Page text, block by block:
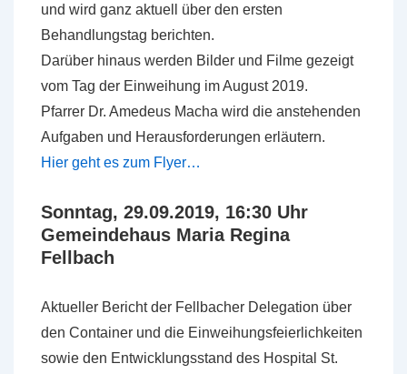
und wird ganz aktuell über den ersten
Behandlungstag berichten.
Darüber hinaus werden Bilder und Filme gezeigt
vom Tag der Einweihung im August 2019.
Pfarrer Dr. Amedeus Macha wird die anstehenden
Aufgaben und Herausforderungen erläutern.
Hier geht es zum Flyer…
Sonntag, 29.09.2019, 16:30 Uhr
Gemeindehaus Maria Regina
Fellbach
Aktueller Bericht der Fellbacher Delegation über
den Container und die Einweihungsfeierlichkeiten
sowie den Entwicklungsstand des Hospital St.